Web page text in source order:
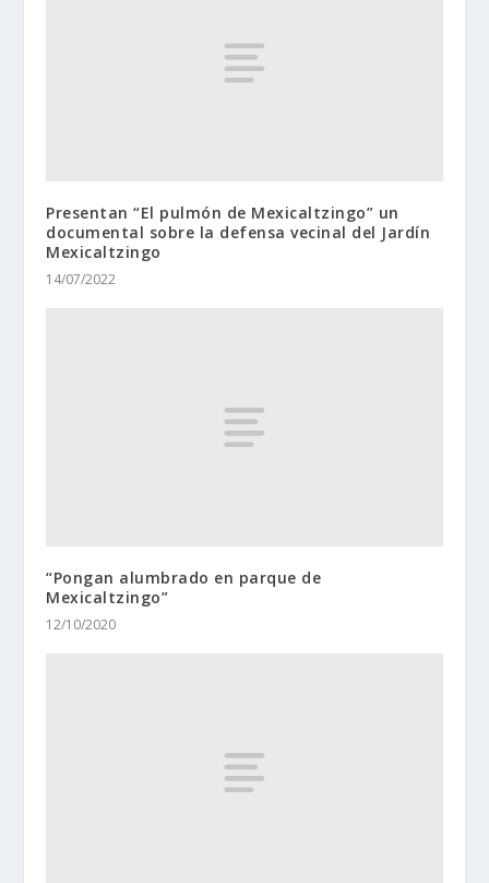
Presentan “El pulmón de Mexicaltzingo” un
documental sobre la defensa vecinal del Jardín
Mexicaltzingo
14/07/2022
“Pongan alumbrado en parque de
Mexicaltzingo”
12/10/2020